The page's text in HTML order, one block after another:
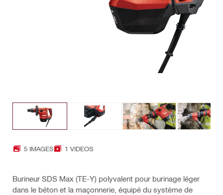
5 IMAGES 1 VIDEOS
Burineur SDS Max (TE-Y) polyvalent pour burinage léger
dans le béton et la maçonnerie, équipé du système de